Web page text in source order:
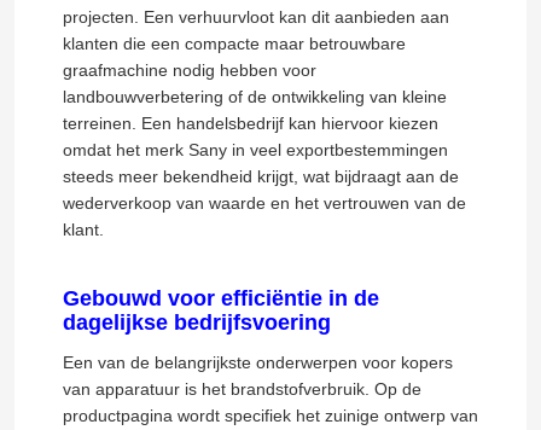
Gebruikte Komatsu-graafmachine
Gebruikte Cat graafmachine
Gebruikt Hitachi-Graafwerktuig
Gebruikt Volvo-Graafwerktuig
gebruikte doosan graafmachine
projecten. Een verhuurvloot kan dit aanbieden aan
klanten die een compacte maar betrouwbare
graafmachine nodig hebben voor
landbouwverbetering of de ontwikkeling van kleine
terreinen. Een handelsbedrijf kan hiervoor kiezen
omdat het merk Sany in veel exportbestemmingen
steeds meer bekendheid krijgt, wat bijdraagt ​​aan de
wederverkoop van waarde en het vertrouwen van de
klant.
Gebouwd voor efficiëntie in de
dagelijkse bedrijfsvoering
Een van de belangrijkste onderwerpen voor kopers
van apparatuur is het brandstofverbruik. Op de
productpagina wordt specifiek het zuinige ontwerp van